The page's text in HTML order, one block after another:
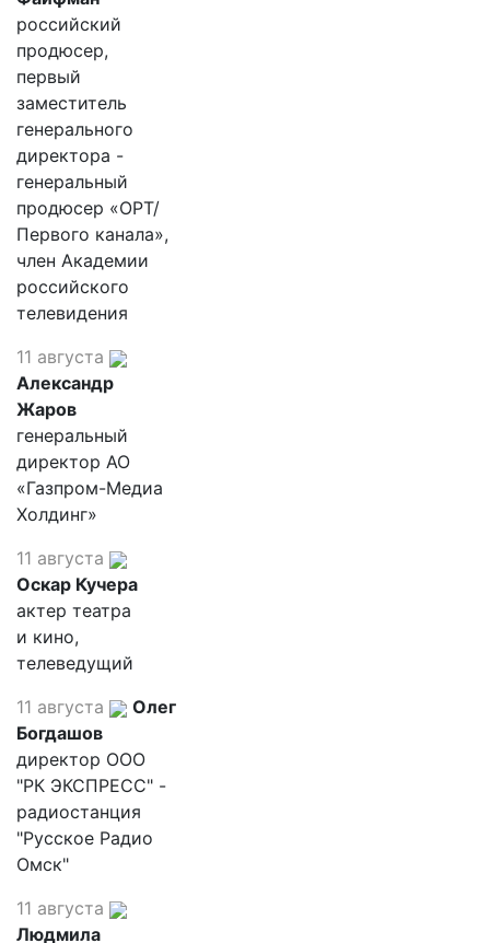
российский
продюсер,
первый
заместитель
генерального
директора -
генеральный
продюсер «ОРТ/
Первого канала»,
член Академии
российского
телевидения
11 августа
Александр
Жаров
генеральный
директор АО
«Газпром-Медиа
Холдинг»
11 августа
Оскар Кучера
актер театра
и кино,
телеведущий
11 августа
Олег
Богдашов
директор ООО
"РК ЭКСПРЕСС" -
радиостанция
"Русское Радио
Омск"
11 августа
Людмила